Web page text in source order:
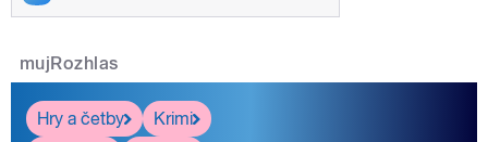
mujRozhlas
Hry a četby
Krimi